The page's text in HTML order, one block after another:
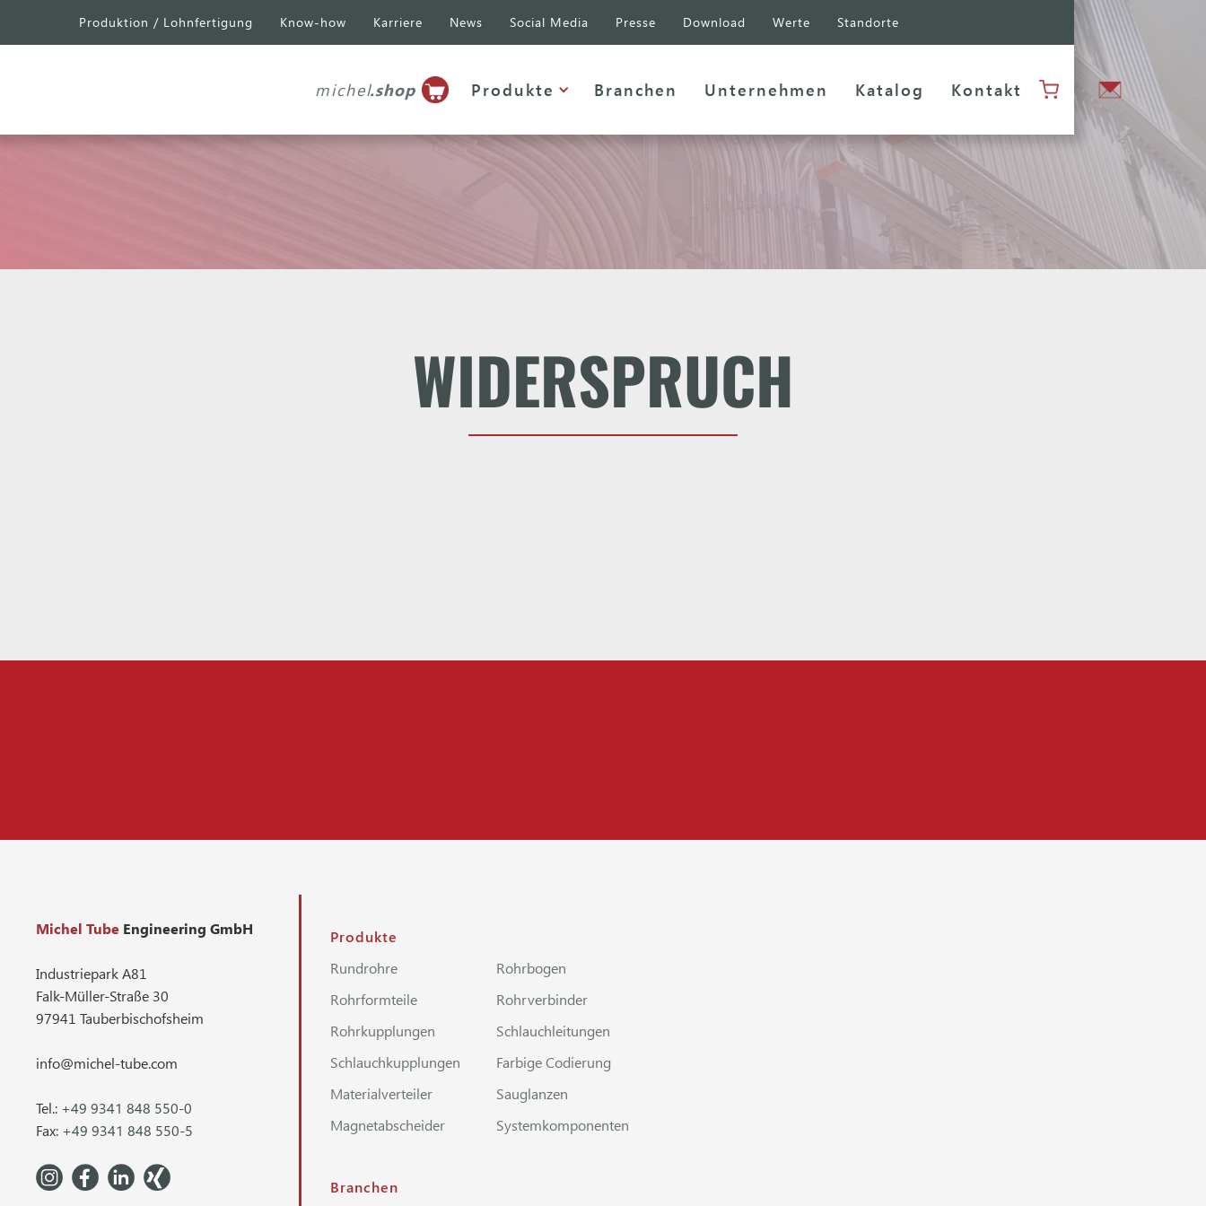
Produktion / Lohnfertigung Know-how Karriere News Social Media Presse Download Werte Standorte
michel.shop Produkte Branchen Unternehmen Katalog Kontakt
WIDERSPRUCH
Michel Tube Engineering GmbH
Industriepark A81
Falk-Müller-Straße 30
97941 Tauberbischofsheim
info@michel-tube.com
Tel.: +49 9341 848 550-0
Fax: +49 9341 848 550-5
Produkte
Rundrohre
Rohrbogen
Rohrformteile
Rohrverbinder
Rohrkupplungen
Schlauchleitungen
Schlauchkupplungen
Farbige Codierung
Materialverteiler
Sauglanzen
Magnetabscheider
Systemkomponenten
Branchen